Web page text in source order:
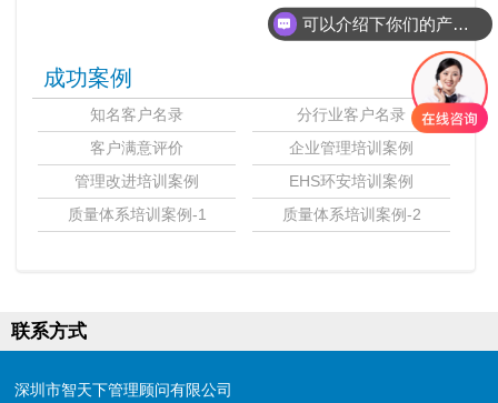
成功案例
知名客户名录
分行业客户名录
客户满意评价
企业管理培训案例
管理改进培训案例
EHS环安培训案例
质量体系培训案例-1
质量体系培训案例-2
联系方式
深圳市智天下管理顾问有限公司
可以介绍下你们的产品么